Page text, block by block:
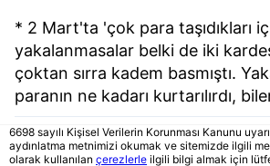
* 2 Mart'ta 'çok para taşıdıkları
yakalanmasalar belki de iki
çoktan sırra kadem basmıştı.
paranın ne kadarı kurtarılırdı,
6698 sayılı Kişisel Verilerin Korunması Kanunu
aydınlatma metnimizi okumak ve sitemizde ilgili
olarak kullanılan çerezlerle ilgili bilgi almak için